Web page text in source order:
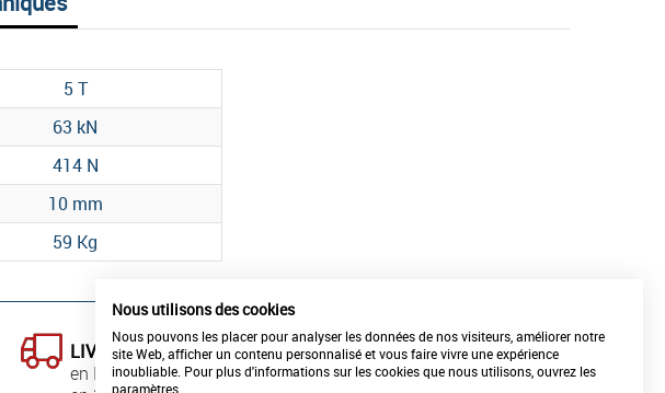
5 T
63 kN
414 N
10 mm
59 Kg
LIVRAISON
en France
REPARATION-ETALONNAGE
de vos matériels
Nous utilisons des cookies
Nous pouvons les placer pour analyser les données de nos visiteurs, améliorer notre
site Web, afficher un contenu personnalisé et vous faire vivre une expérience
inoubliable. Pour plus d'informations sur les cookies que nous utilisons, ouvrez les
paramètres.